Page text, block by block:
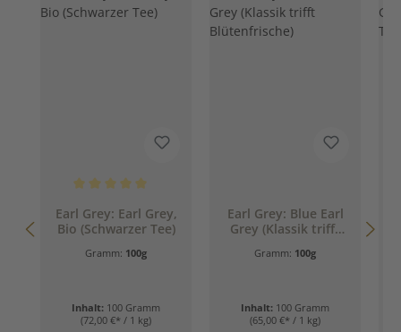
Earl Grey: Earl Grey,
Bio (Schwarzer Tee)
Gramm: 100g
Inhalt: 100 Gramm
(72,00 €* / 1 kg)
Earl Grey: Blue Earl
Grey (Klassik trifft
Gramm: 100g
Inhalt: 100 Gramm
(65,00 €* / 1 kg)